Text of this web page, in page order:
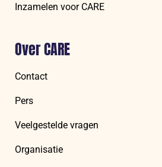
Inzamelen voor CARE
Over CARE
Contact
Pers
Veelgestelde vragen
Organisatie